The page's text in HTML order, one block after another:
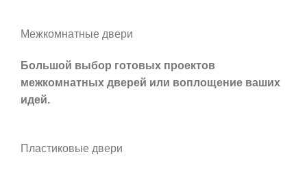
Межкомнатные двери
Большой выбор готовых проектов
межкомнатных дверей или воплощение ваших
идей.
Пластиковые двери